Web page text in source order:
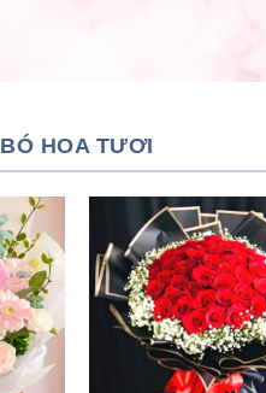
BÓ HOA TƯƠI